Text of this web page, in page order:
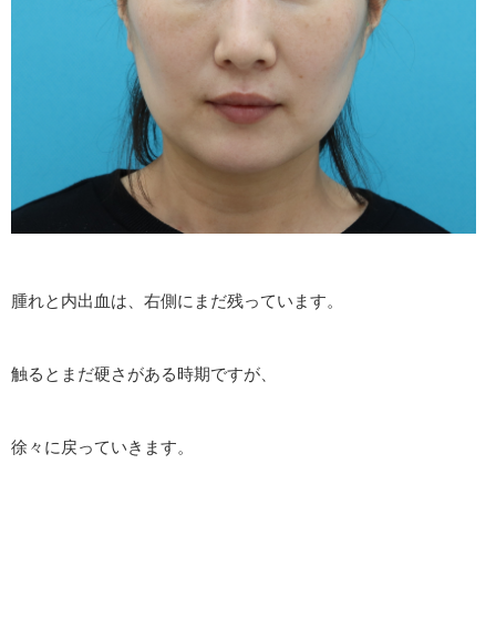
腫れと内出血は、右側にまだ残っています。
触るとまだ硬さがある時期ですが、
徐々に戻っていきます。